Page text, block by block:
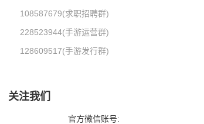
108587679(求职招聘群)
228523944(手游运营群)
128609517(手游发行群)
关注我们
官方微信账号: